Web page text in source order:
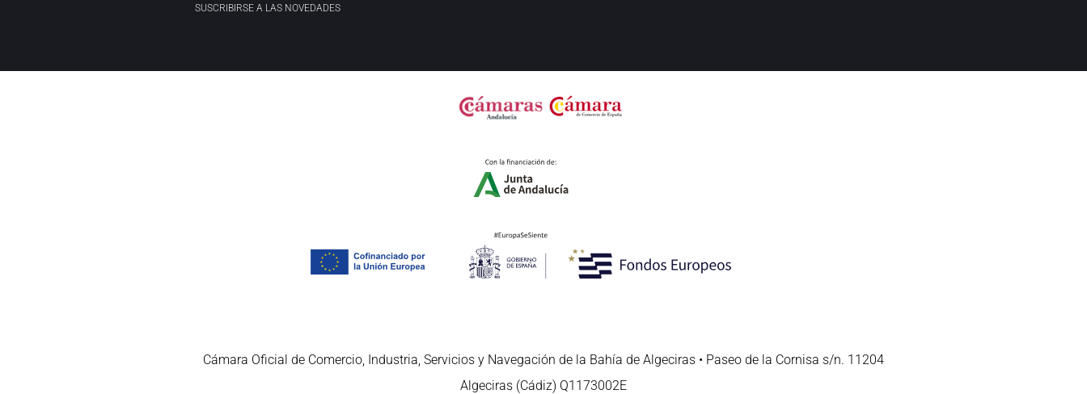
SUSCRIBIRSE A LAS NOVEDADES
Cámara Oficial de Comercio, Industria, Servicios y Navegación de la Bahía de Algeciras • Paseo de la Cornisa s/n. 11204
Algeciras (Cádiz) Q1173002E